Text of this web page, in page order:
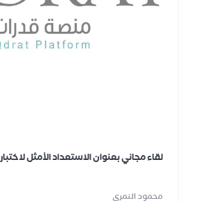
لقاء مجاني بعنوان الاستعداد الأمثل لاختبار
محمود النمري